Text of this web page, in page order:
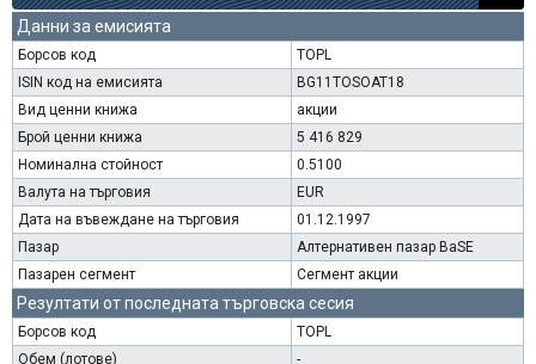
Данни за емисията
Борсов код
TOPL
ISIN код на емисията
BG11TOSOAT18
Вид ценни книжа
акции
Брой ценни книжа
5 416 829
Номинална стойност
0.5100
Валута на търговия
EUR
Дата на въвеждане на търговия
01.12.1997
Пазар
Алтернативен пазар BaSE
Пазарен сегмент
Сегмент акции
Резултати от последната търговска сесия
Борсов код
TOPL
Обем (лотове)
-